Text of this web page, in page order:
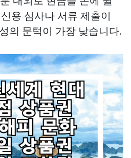
용 심사나 서류 제출이
의 문턱이 가장 낮습니다.